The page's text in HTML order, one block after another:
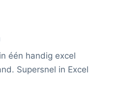
één handig excel
Supersnel in Excel